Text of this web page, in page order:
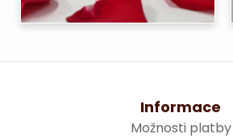
Informace
Možnosti platby